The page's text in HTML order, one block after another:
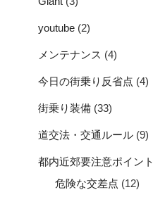
youtube (2)
メンテナンス (4)
今日の街乗り反省点 (4)
街乗り装備 (33)
道交法・交通ルール (9)
都内近郊要注意ポイント
危険な交差点 (12)